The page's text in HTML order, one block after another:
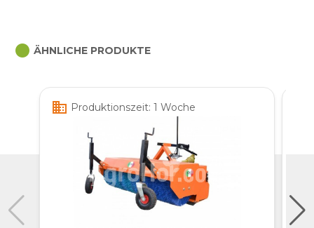
circle ÄHNLICHE PRODUKTE
business Produktionszeit: 1 Woche